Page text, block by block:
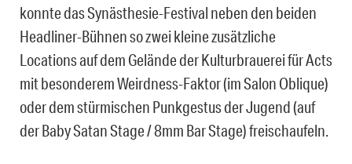
konnte das Synästhesie-Festival neben den beiden
Headliner-Bühnen so zwei kleine zusätzliche
Locations auf dem Gelände der Kulturbrauerei für Acts
mit besonderem Weirdness-Faktor (im Salon Oblique)
oder dem stürmischen Punkgestus der Jugend (auf
der Baby Satan Stage / 8mm Bar Stage) freischaufeln.